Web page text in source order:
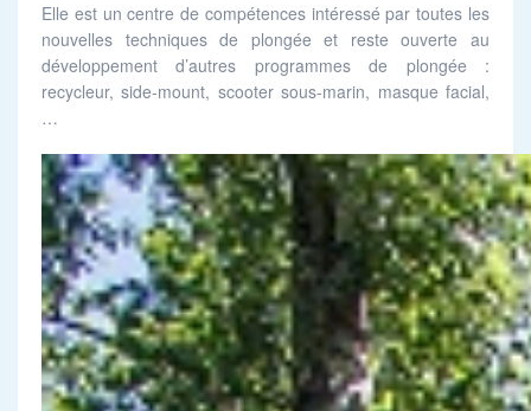
Elle est un centre de compétences intéressé par toutes les
nouvelles techniques de plongée et reste ouverte au
développement d’autres programmes de plongée :
recycleur, side-mount, scooter sous-marin, masque facial,
…